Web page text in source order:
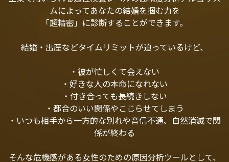
ムによってあなたの結婚を掴む力を
「超精密」に診断することができます。
結婚・出産などタイムリミットが迫っているけど、
・彼が忙しくて会えない
・好きな人の本命になれない
・付き合っても長続きしない
・都合のいい関係やこじらせてしまう
・いつも相手から一方的な別れや音信不通、自然消滅で関
係が終わる
そんな危機感がある女性のための原因分析ツールとして、